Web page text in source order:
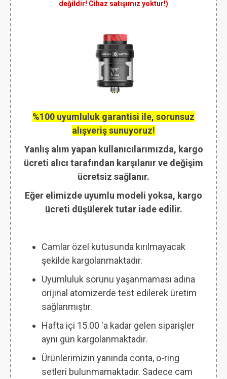
değildir! Cihaz satışımız yoktur!)
%100 uyumluluk garantisi ile, sorunsuz
alışveriş sunuyoruz!
Yanlış alım yapan kullanıcılarımızda, kargo
ücreti alıcı tarafından karşılanır ve değişim
ücretsiz sağlanır.
Eğer elimizde uyumlu modeli yoksa, kargo
ücreti düşülerek tutar iade edilir.
Camlar özel kutusunda kırılmayacak
şekilde kargolanmaktadır.
Uyumluluk sorunu yaşanmaması adına
orijinal atomizerde test edilerek üretim
sağlanmıştır.
Hafta içi 15.00 'a kadar gelen siparişler
aynı gün kargolanmaktadır.
Ürünlerimizin yanında conta, o-ring
setleri bulunmamaktadır. Sadece cam